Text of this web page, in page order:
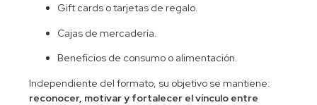
Gift cards o tarjetas de regalo.
Cajas de mercadería.
Beneficios de consumo o alimentación.
Independiente del formato, su objetivo se mantiene:
reconocer, motivar y fortalecer el vínculo entre